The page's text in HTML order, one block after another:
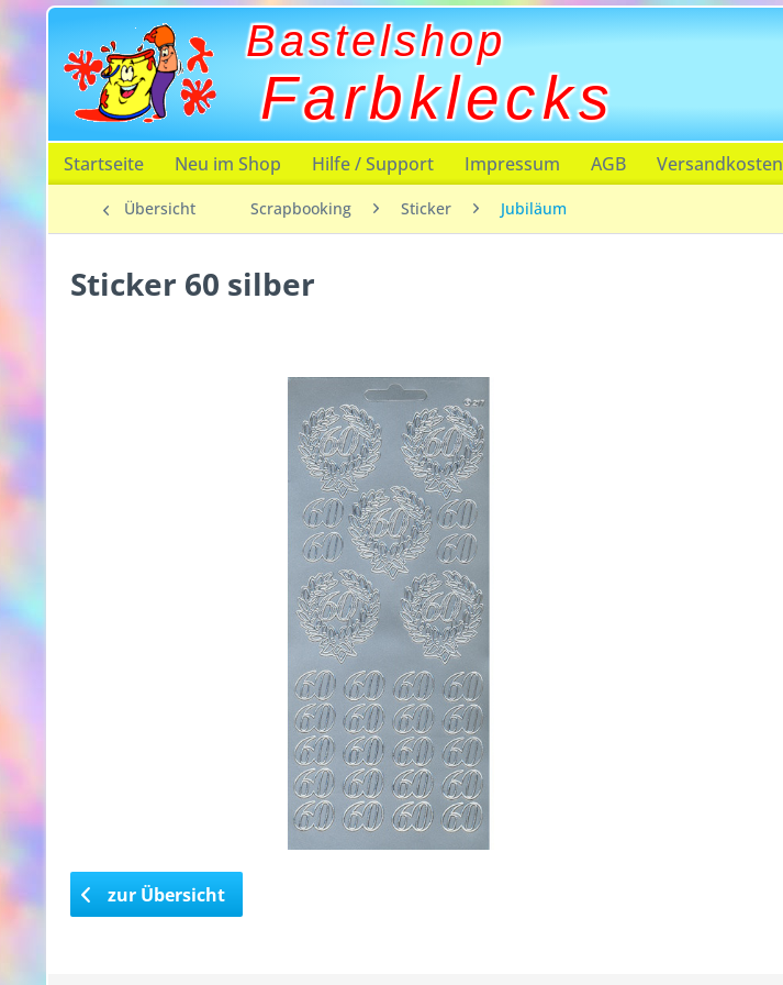
Bastelshop
Farbklecks
Startseite Neu im Shop Hilfe / Support Impressum AGB Versandkosten
Übersicht Scrapbooking Sticker Jubiläum
Sticker 60 silber
zur Übersicht